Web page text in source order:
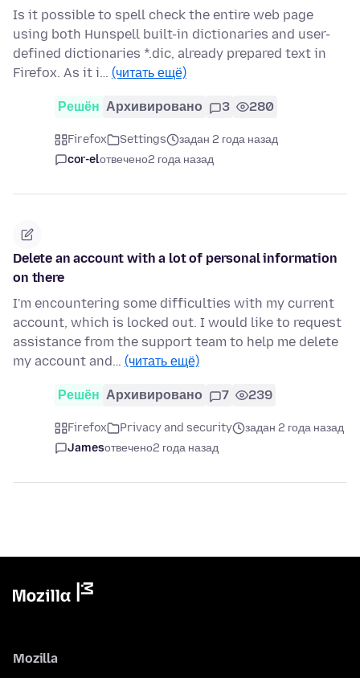
Is it possible to spell check the entire web page
using both Hunspell built-in dictionaries and user-
defined dictionaries *.dic, already prepared text in
Firefox. As it i… (читать ещё)
Решён Архивировано 3 280
Firefox Settings
задан 2 года назад
cor-elотвечено2 года назад
Delete an account with a lot of personal information
on there
I'm encountering some difficulties with my current
account, which is locked out. I would like to request
assistance from the support team to help me delete
my account and… (читать ещё)
Решён Архивировано 7 239
Firefox Privacy and security
задан 2 года назад
Jamesотвечено2 года назад
Mozilla